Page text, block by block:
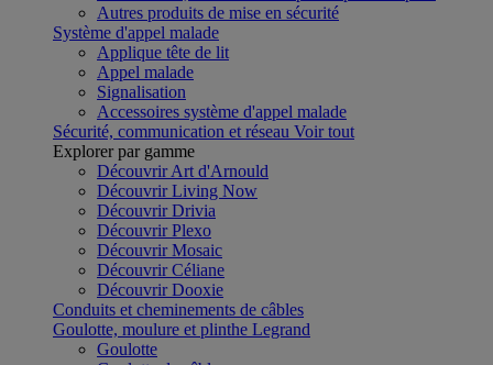
Autres produits de mise en sécurité
Système d'appel malade
Applique tête de lit
Appel malade
Signalisation
Accessoires système d'appel malade
Sécurité, communication et réseau Voir tout
Explorer par gamme
Découvrir Art d'Arnould
Découvrir Living Now
Découvrir Drivia
Découvrir Plexo
Découvrir Mosaic
Découvrir Céliane
Découvrir Dooxie
Conduits et cheminements de câbles
Goulotte, moulure et plinthe Legrand
Goulotte